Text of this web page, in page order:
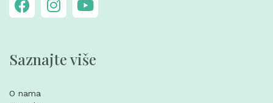
Saznajte više
O nama